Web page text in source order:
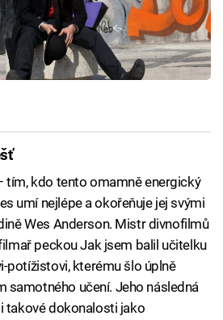
tím, kdo tento omamně energický
umí nejlépe a okořeňuje jej svými
Wes Anderson. Mistr divnofilmů
peckou Jak jsem balil učitelku
potížistovi, kterému šlo úplně
samotného učení. Jeho následná
takové dokonalosti jako